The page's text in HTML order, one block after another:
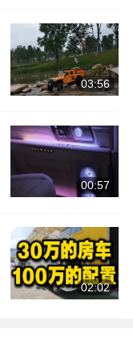
03:56
00:57
02:02